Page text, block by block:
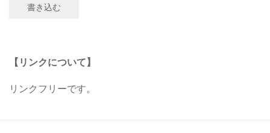
書き込む
【リンクについて】
リンクフリーです。